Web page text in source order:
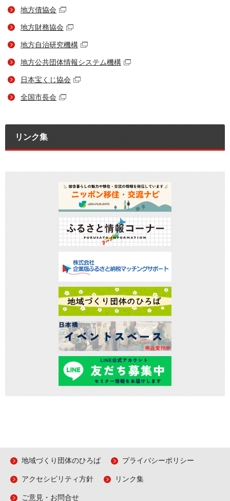
地方債協会
地方財務協会
地方自治研究機構
地方公共団体情報システム機構
日本宝くじ協会
全国市長会
リンク集
地域づくり団体のひろば プライバシーポリシー
アクセシビリティ方針 リンク集
ご意見・お問合せ